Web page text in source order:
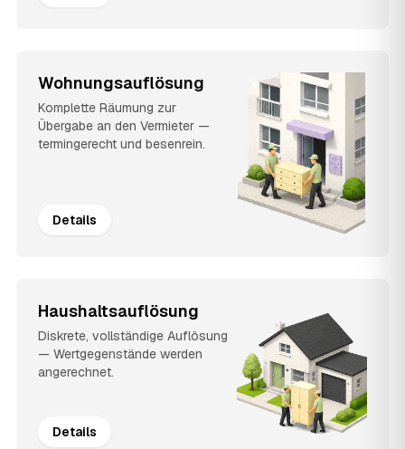
Wohnungsauflösung
Komplette Räumung zur
Übergabe an den Vermieter —
termingerecht und besenrein.
Details
Haushaltsauflösung
Diskrete, vollständige Auflösung
— Wertgegenstände werden
angerechnet.
Details